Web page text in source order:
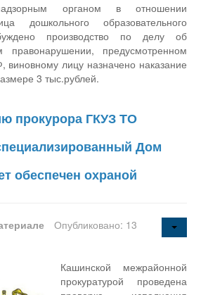
органом в отношении
дошкольного образовательного
производство по делу об
правонарушении, предусмотренном
лицу назначено наказание
3 тыс.рублей.
прокурора ГКУЗ ТО
Дом
обеспечен охраной
Опубликовано: 13
Кашинской межрайонной
прокуратурой проведена